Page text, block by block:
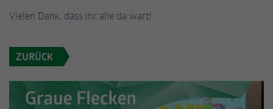
Vielen Dank, dass ihr alle da wart!
ZURÜCK
Laufzeit 1 Jahr
Zweck
verfolgen. Die Cookies speichern
Name _gid